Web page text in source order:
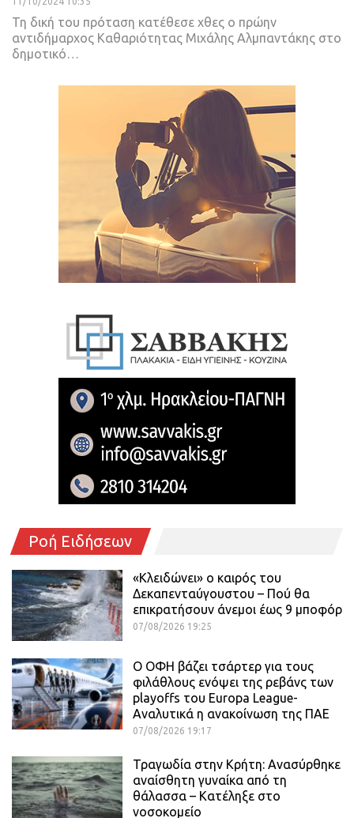
Τη δική του πρόταση κατέθεσε χθες ο πρώην
αντιδήμαρχος Καθαριότητας Μιχάλης Αλμπαντάκης στο
δημοτικό…
Ροή Ειδήσεων
«Κλειδώνει» ο καιρός του
Δεκαπενταύγουστου – Πού θα
επικρατήσουν άνεμοι έως 9 μποφόρ
07/08/2026 19:25
Ο ΟΦΗ βάζει τσάρτερ για τους
φιλάθλους ενόψει της ρεβάνς των
playoffs του Europa League-
Αναλυτικά η ανακοίνωση της ΠΑΕ
07/08/2026 19:17
Τραγωδία στην Κρήτη: Ανασύρθηκε
αναίσθητη γυναίκα από τη
θάλασσα – Κατέληξε στο
νοσοκομείο